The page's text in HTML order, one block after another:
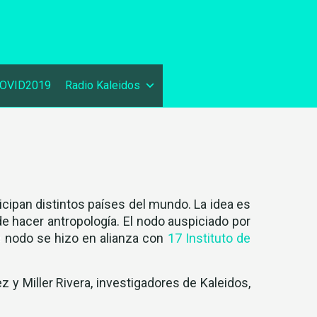
Radio Kaleidos
distintos países del mundo. La idea es
hacer antropología. El nodo auspiciado por
se hizo en alianza con 17 Instituto de
y Miller Rivera, investigadores de Kaleidos,